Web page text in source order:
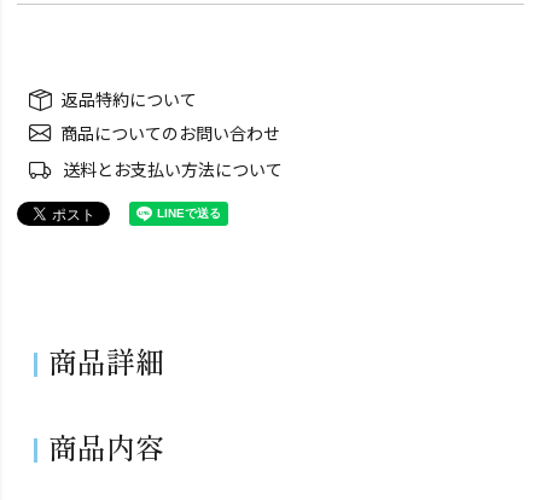
返品特約について
商品についてのお問い合わせ
送料とお支払い方法について
商品詳細
商品内容